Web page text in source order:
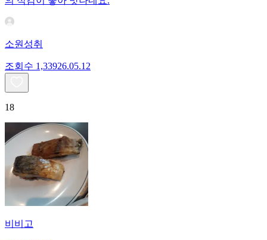
소원성취
조회수 1,33926.05.12
18
비비고